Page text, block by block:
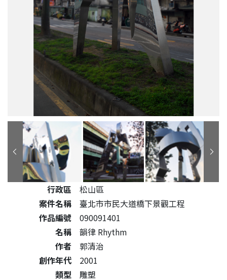
公共藝術作品詳細資料
行政區
松山區
案件名稱
臺北市市民大道橋下景觀工程
作品編號
090091401
名稱
韻律 Rhythm
作者
郭清治
創作年代
2001
類型
雕塑